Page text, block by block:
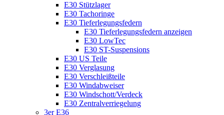
E30 Stützlager
E30 Tachoringe
E30 Tieferlegungsfedern
E30 Tieferlegungsfedern anzeigen
E30 LowTec
E30 ST-Suspensions
E30 US Teile
E30 Verglasung
E30 Verschleißteile
E30 Windabweiser
E30 Windschott/Verdeck
E30 Zentralverriegelung
3er E36